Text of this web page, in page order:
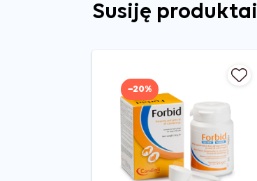
Susiję produktai
−20%